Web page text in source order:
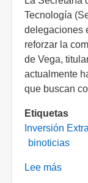
Tecnología
delegaciones
reforzar la
de Vega,
actualmente
que buscan
Etiquetas
Inversión
binoticias
Lee más